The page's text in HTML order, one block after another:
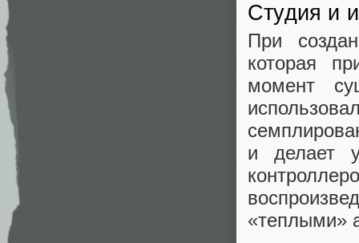
Студия и
При
которая
момент
и делает
«теплыми»